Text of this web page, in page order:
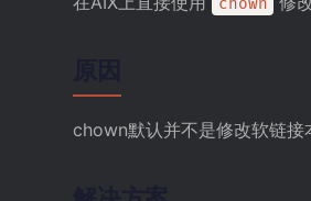
chown
chown默认并不是修改软链接